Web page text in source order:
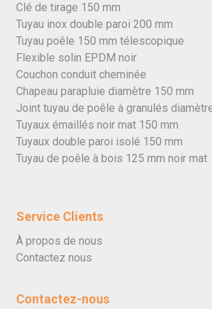
Clé de tirage 150 mm
Tuyau inox double paroi 200 mm
Tuyau poêle 150 mm télescopique
Flexible solin EPDM noir
Couchon conduit cheminée
Chapeau parapluie diamètre 150 mm
Joint tuyau de poêle à granulés
Tuyaux émaillés noir mat 150 mm
Tuyaux double paroi isolé 150 mm
Tuyau de poêle à bois 125 mm noir mat
Service Clients
À propos de nous
Contactez nous
Contactez-nous